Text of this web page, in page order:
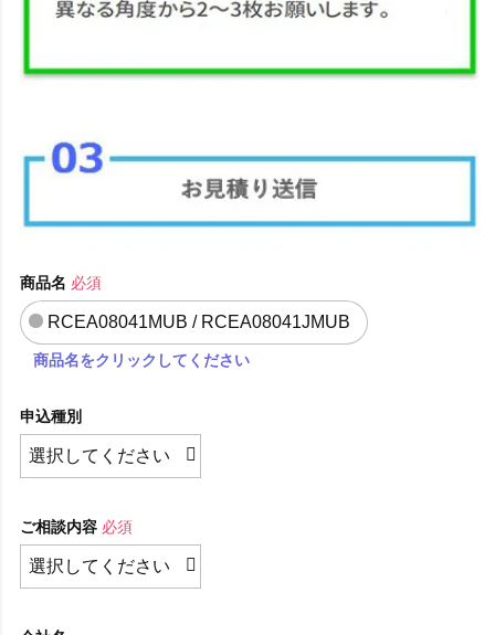
商品名 必須
RCEA08041MUB / RCEA08041JMUB
商品名をクリックしてください
申込種別
ご相談内容 必須